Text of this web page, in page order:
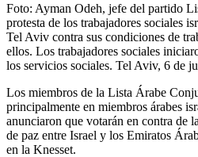
Foto: Ayman Odeh, jefe del partido
protesta de los trabajadores sociales
Tel Aviv contra sus condiciones de
ellos. Los trabajadores sociales
los servicios sociales. Tel Aviv, 6 de
Los miembros de la Lista Árabe
principalmente en miembros árabes
anunciaron que votarán en contra de
de paz entre Israel y los Emiratos
en la Knesset.